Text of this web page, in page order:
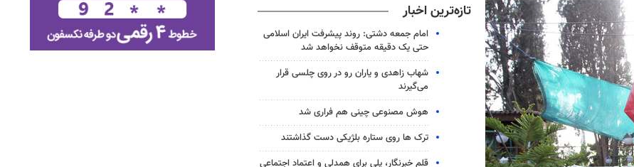
تازه‌ترین اخبار
امام جمعه دشتی: روند پیشرفت ایران اسلامی
حتی یک دقیقه متوقف نخواهد شد
شهاب زاهدی و یاران رو در روی چلسی قرار
می‌گیرند
هوش مصنوعی چینی هم فراری شد
ترک ها روی ستاره بلژیکی دست گذاشتند
قلم خبرنگار، پلی برای همدلی و اعتماد اجتماعی